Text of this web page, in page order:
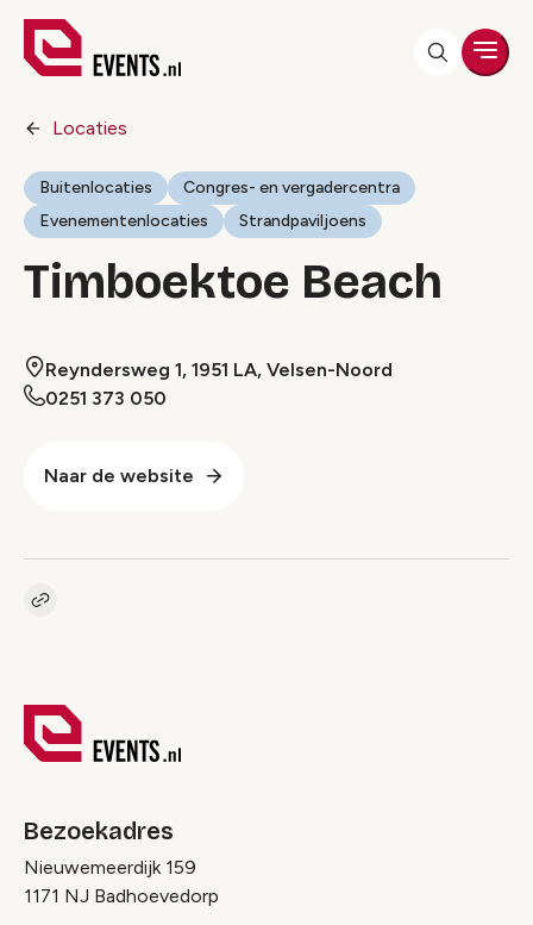
Locaties
Buitenlocaties
Congres- en vergadercentra
Evenementenlocaties
Strandpaviljoens
Timboektoe Beach
Reyndersweg 1, 1951 LA, Velsen-Noord
0251 373 050
Naar de website
Kopieer link naar pagina
Bezoekadres
Nieuwemeerdijk 159
1171 NJ Badhoevedorp